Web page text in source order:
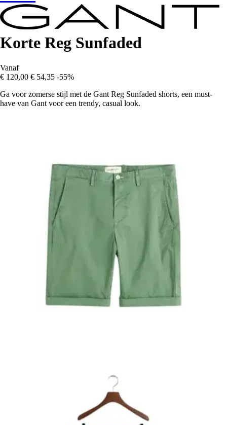
Korte Reg Sunfaded
Vanaf
€ 120,00 € 54,35 -55%
Ga voor zomerse stijl met de Gant Reg Sunfaded shorts, een must-
have van Gant voor een trendy, casual look.